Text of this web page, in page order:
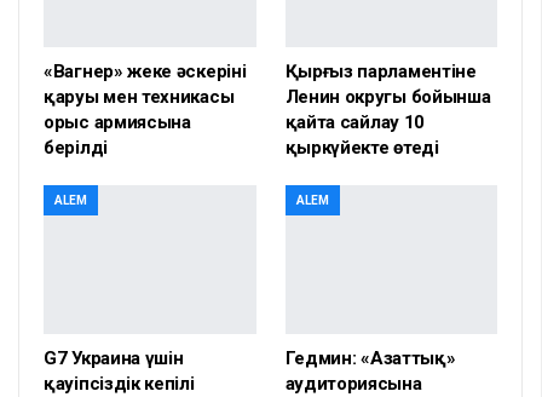
«Вагнер» жеке әскерінің
қаруы мен техникасы
орыс армиясына
берілді
Қырғыз парламентіне
Ленин округы бойынша
қайта сайлау 10
қыркүйекте өтеді
ALEM
G7 Украина үшін
қауіпсіздік кепілі
ALEM
Гедмин: «Азаттық»
аудиториясына